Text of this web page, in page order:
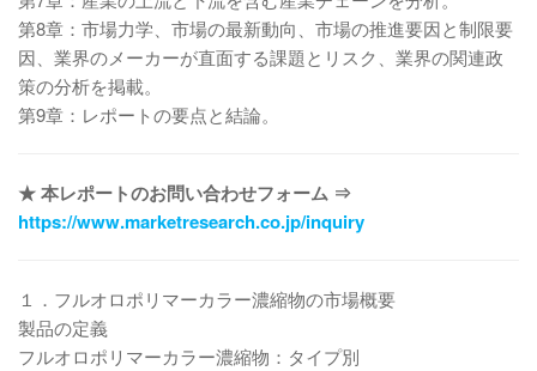
第8章：市場力学、市場の最新動向、市場の推進要因と制限要
因、業界のメーカーが直面する課題とリスク、業界の関連政
策の分析を掲載。
第9章：レポートの要点と結論。
★ 本レポートのお問い合わせフォーム ⇒
https://www.marketresearch.co.jp/inquiry
１．フルオロポリマーカラー濃縮物の市場概要
製品の定義
フルオロポリマーカラー濃縮物：タイプ別